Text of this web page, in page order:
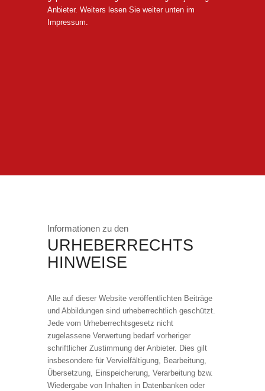
Anbieter. Weiters lesen Sie weiter unten im
Impressum.
Informationen zu den
URHEBERRECHTS
HINWEISE
Alle auf dieser Website veröffentlichten Beiträge
und Abbildungen sind urheberrechtlich geschützt.
Jede vom Urheberrechtsgesetz nicht
zugelassene Verwertung bedarf vorheriger
schriftlicher Zustimmung der Anbieter. Dies gilt
insbesondere für Vervielfältigung, Bearbeitung,
Übersetzung, Einspeicherung, Verarbeitung bzw.
Wiedergabe von Inhalten in Datenbanken oder